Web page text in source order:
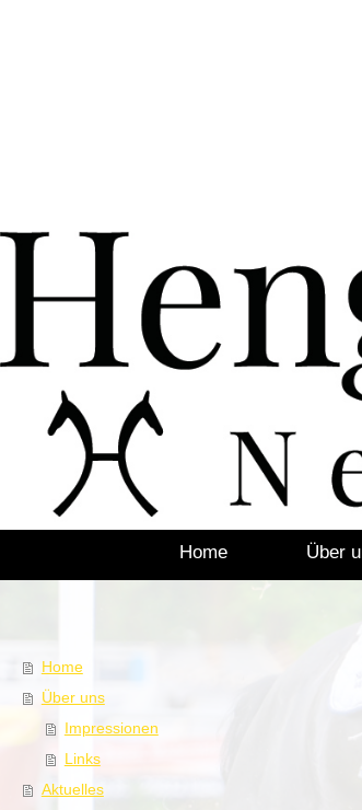
Home Über
Home
Über uns
Impressionen
Links
Aktuelles